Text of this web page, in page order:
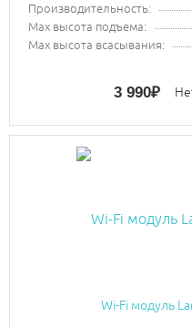
Производительность:
Max высота подъема:
Max высота всасывания:
3 990₽
Wi-Fi модуль